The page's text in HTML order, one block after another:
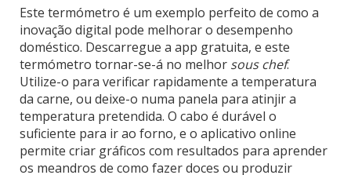
Este termómetro é um exemplo perfeito de como a
inovação digital pode melhorar o desempenho
doméstico. Descarregue a app gratuita, e este
termómetro tornar-se-á no melhor sous chef.
Utilize-o para verificar rapidamente a temperatura
da carne, ou deixe-o numa panela para atinjir a
temperatura pretendida. O cabo é durável o
suficiente para ir ao forno, e o aplicativo online
permite criar gráficos com resultados para aprender
os meandros de como fazer doces ou produzir